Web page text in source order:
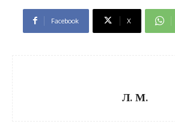
Facebook X
Л. М.